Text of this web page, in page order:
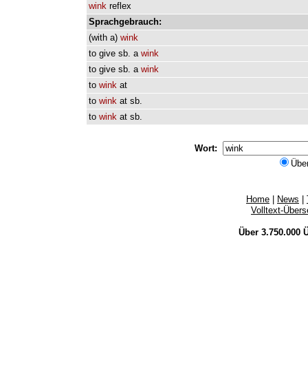
wink reflex
Sprachgebrauch:
(with a) wink
to give sb. a wink
to give sb. a wink
to wink at
to wink at sb.
to wink at sb.
Wort:
Home News
Volltext-
Über 3.750.000